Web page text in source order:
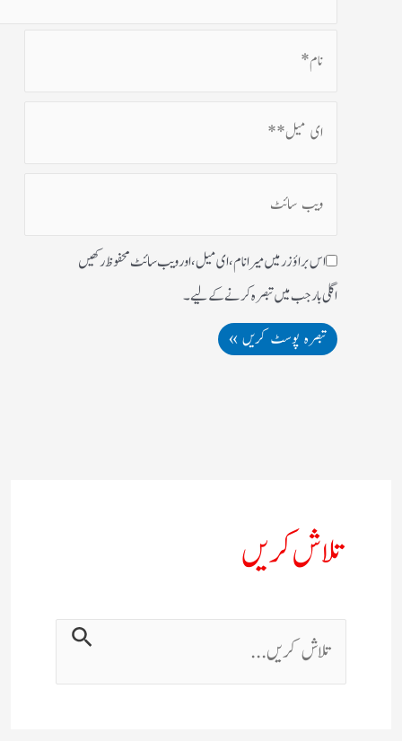
اس براؤزر میں میرا نام، ای میل، اور ویب سائٹ محفوظ رکھیں
اگلی بار جب میں تبصرہ کرنے کےلیے۔
تلاش کریں